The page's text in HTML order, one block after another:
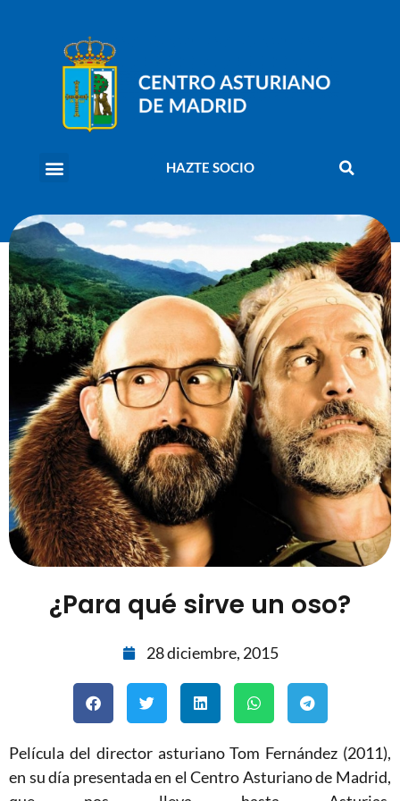
HAZTE SOCIO
¿Para qué sirve un oso?
28 diciembre, 2015
Película del director asturiano Tom Fernández (2011),
en su día presentada en el Centro Asturiano de Madrid,